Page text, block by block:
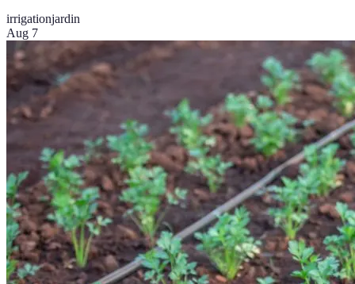
irrigationjardin
Aug 7